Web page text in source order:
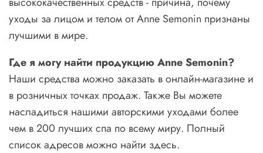
уходы за лицом и телом от Anne Semonin признаны
лучшими в мире.
Где я могу найти продукциюAnneSemonin?
Наши средства можно заказать в онлайн-магазине и
в розничных точках продаж. Также Вы можете
насладиться нашими авторскими уходами более
чем в 200 лучших спа по всему миру. Полный
список адресов можно найти здесь.